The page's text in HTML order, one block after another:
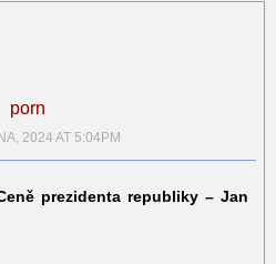
porn
2024 AT 5:04PM
prezidenta republiky – Jan